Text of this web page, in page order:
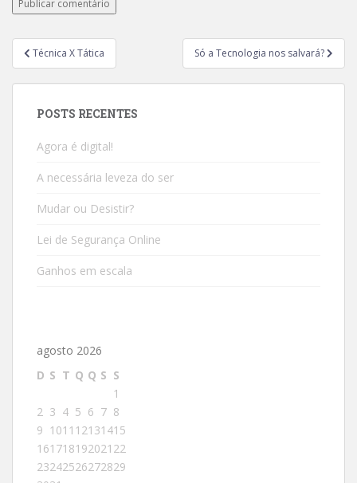
Técnica X Tática Só a Tecnologia nos salvará?
POSTS RECENTES
Agora é digital!
A necessária leveza do ser
Mudar ou Desistir?
Lei de Segurança Online
Ganhos em escala
agosto 2026
D S T Q Q S S
1
2 3 4 5 6 7 8
9 1011 12131415
161718192021 22
23242526272829